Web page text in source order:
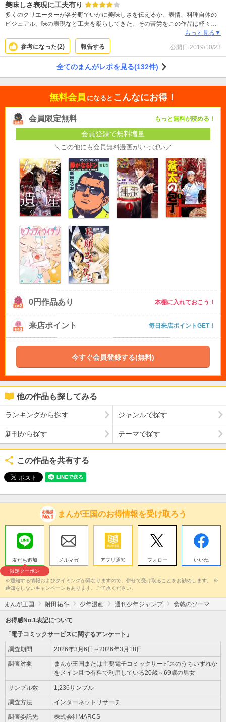
美味しさ表現に工夫有り
多くのクリエーターが各分野でいかに美味しさを伝えるか、表情、料理自体の
ビジュアル、味の表現など工夫を凝らしてきた。その苦労をこの作品は軽々と
超えて、美味しさと肌露出の比例という斬新な方法で見せてくれる。つまり、
美味しければ美味しいほどエロくなります。
もっと見る▼
参考になった(2) 報告する 公開日:2019/10/23
全てのまんがレポを見る(132件)
無料会員 になると こんなにお得！
会員限定無料 もっと無料が読める！
会員登録で無料増量
＼この他にも会員無料漫画がいっぱい／
0円作品あり 本棚に入れておこう！
来店ポイント 毎日来店ポイントGET！
今すぐ会員登録する(無料)
他の作品も探してみる
ランキングから探す ジャンルで探す
新刊から探す テーマで探す
この作品を共有する
まんが王国のお得情報を受け取ろう
友だち追加
限定クーポン
メルマガ アプリ通知 フォロー いいね
※通知する情報およびタイミングが異なりますので、併せて受け取ることをお勧めします。 ※
通知をしないキャンペーンもあります。ご了承ください。
まんが王国 附田祐斗 少年漫画 週刊少年ジャンプ 食戟のソーマ
お得感No.1表記について
「電子コミックサービスに関するアンケート」
調査期間 2026年3月6日～2026年3月18日
調査対象
まんが王国または主要電子コミックサービスのうちいずれか
をメイン且つ有料で利用している20歳～69歳の男女
サンプル数 1,236サンプル
調査方法 インターネットリサーチ
調査委託先 株式会社MARCS